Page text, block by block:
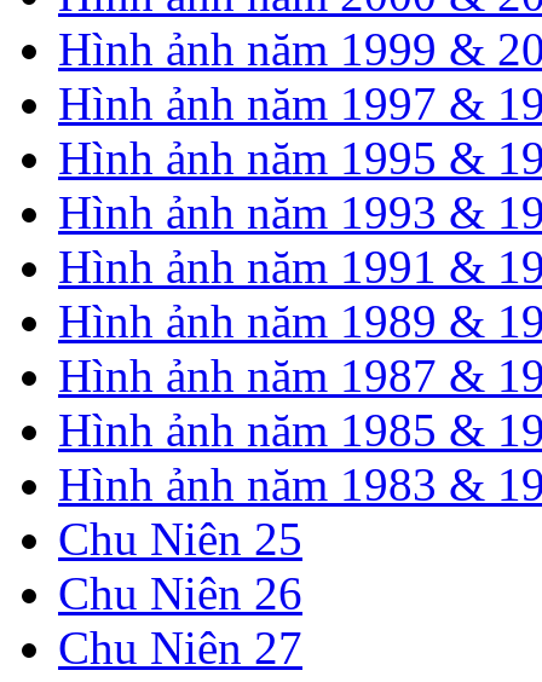
Hình ảnh năm 1999 &
Hình ảnh năm 1997 &
Hình ảnh năm 1995 &
Hình ảnh năm 1993 &
Hình ảnh năm 1991 &
Hình ảnh năm 1989 &
Hình ảnh năm 1987 &
Hình ảnh năm 1985 &
Hình ảnh năm 1983 &
Chu Niên 25
Chu Niên 26
Chu Niên 27